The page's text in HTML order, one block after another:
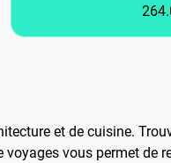
et de cuisine.
vous permet de